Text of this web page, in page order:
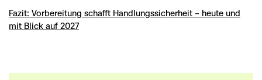
Fazit: Vorbereitung schafft Handlungssicherheit – heute und
mit Blick auf 2027